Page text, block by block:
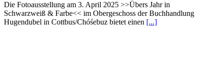
Die Fotoausstellung am 3. April 2025 >>Übers Jahr in
Schwarzweiß & Farbe<< im Obergeschoss der Buchhandlung
Hugendubel in Cottbus/Chóśebuz bietet einen [...]